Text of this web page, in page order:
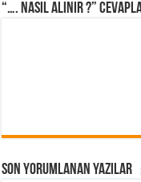
“…. Nasıl Alınır ?”
Son Yorumlanan Yazılar